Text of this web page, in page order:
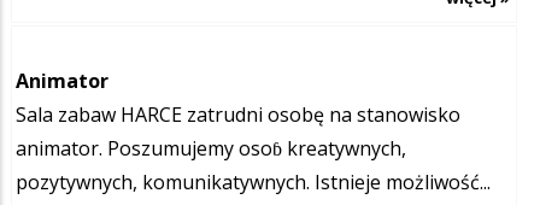
Animator
Sala zabaw HARCE zatrudni osobę na stanowisko
animator. Poszumujemy osoɓ kreatywnych,
pozytywnych, komunikatywnych. Istnieje możliwość...